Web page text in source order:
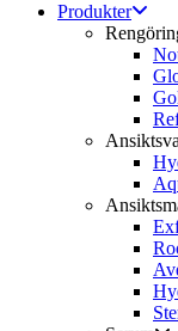
Produkter